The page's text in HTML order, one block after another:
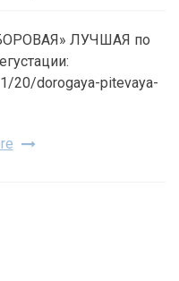
ЛУЧШАЯ по
20/dorogaya-pitevaya-